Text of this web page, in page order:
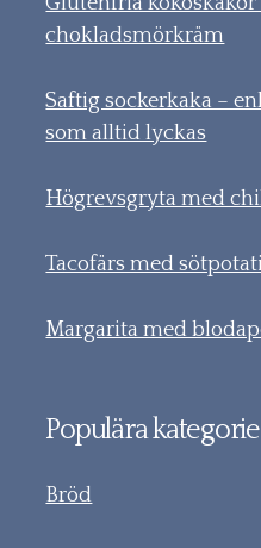
chokladsmörkräm
Saftig sockerkaka –
som alltid lyckas
Högrevsgryta med
Tacofärs med
Margarita med
Populära
Bröd